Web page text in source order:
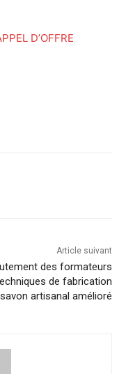
D’OFFRE
Article suivant
des formateurs
de fabrication
artisanal amélioré